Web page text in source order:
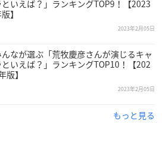
マ・セブン
で、現在シグマ・セブンに所属して
す。
おり、「まず役者の世界に入り込め
しれない」と考え劇団に入団した松
といえば？」ランキングTOP9！【2023
】
2023年2月05日
んなが選ぶ「荒牧慶彦さんが演じるキャ
といえば？」ランキングTOP10！【202
版】
2023年2月05日
もっと見る